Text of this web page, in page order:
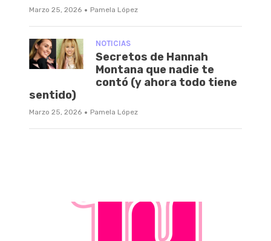
Marzo 25, 2026 · Pamela López
NOTICIAS
Secretos de Hannah
Montana que nadie te
contó (y ahora todo tiene
sentido)
Marzo 25, 2026 · Pamela López